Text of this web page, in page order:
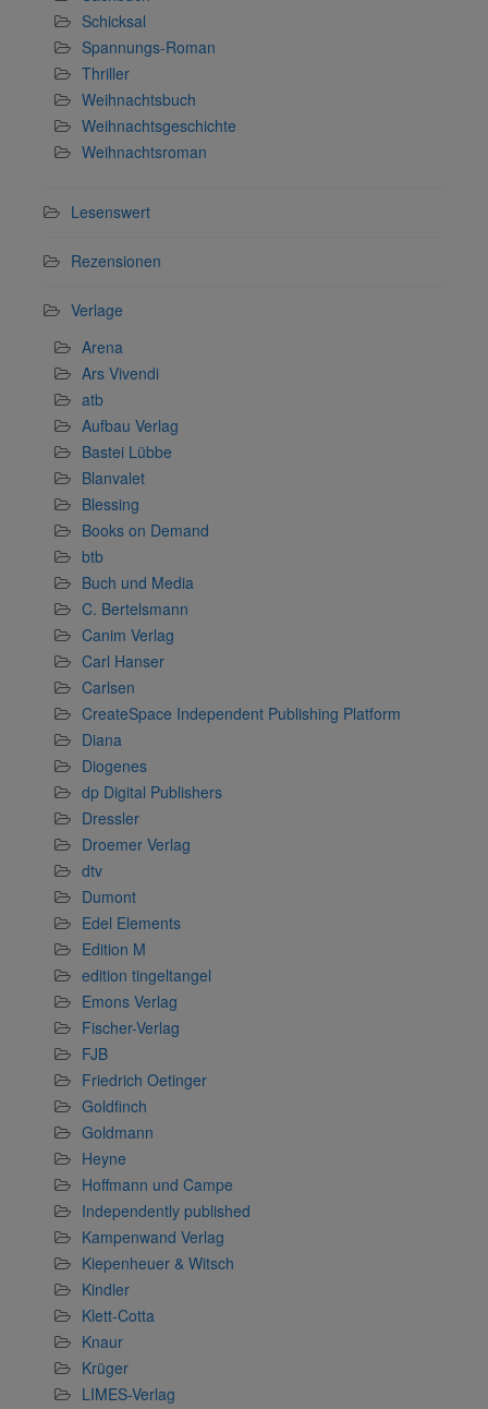
Schicksal
Spannungs-Roman
Thriller
Weihnachtsbuch
Weihnachtsgeschichte
Weihnachtsroman
Lesenswert
Rezensionen
Verlage
Arena
Ars Vivendi
atb
Aufbau Verlag
Bastei Lübbe
Blanvalet
Blessing
Books on Demand
btb
Buch und Media
C. Bertelsmann
Canim Verlag
Carl Hanser
Carlsen
CreateSpace Independent Publishing Platform
Diana
Diogenes
dp Digital Publishers
Dressler
Droemer Verlag
dtv
Dumont
Edel Elements
Edition M
edition tingeltangel
Emons Verlag
Fischer-Verlag
FJB
Friedrich Oetinger
Goldfinch
Goldmann
Heyne
Hoffmann und Campe
Independently published
Kampenwand Verlag
Kiepenheuer & Witsch
Kindler
Klett-Cotta
Knaur
Krüger
LIMES-Verlag